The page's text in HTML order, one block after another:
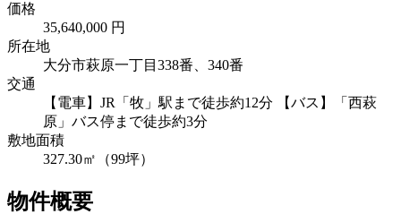
価格
35,640,000 円
所在地
大分市萩原一丁目338番、340番
交通
【電車】JR「牧」駅まで徒歩約12分 【バス】「西萩
原」バス停まで徒歩約3分
敷地面積
327.30㎡（99坪）
物件概要